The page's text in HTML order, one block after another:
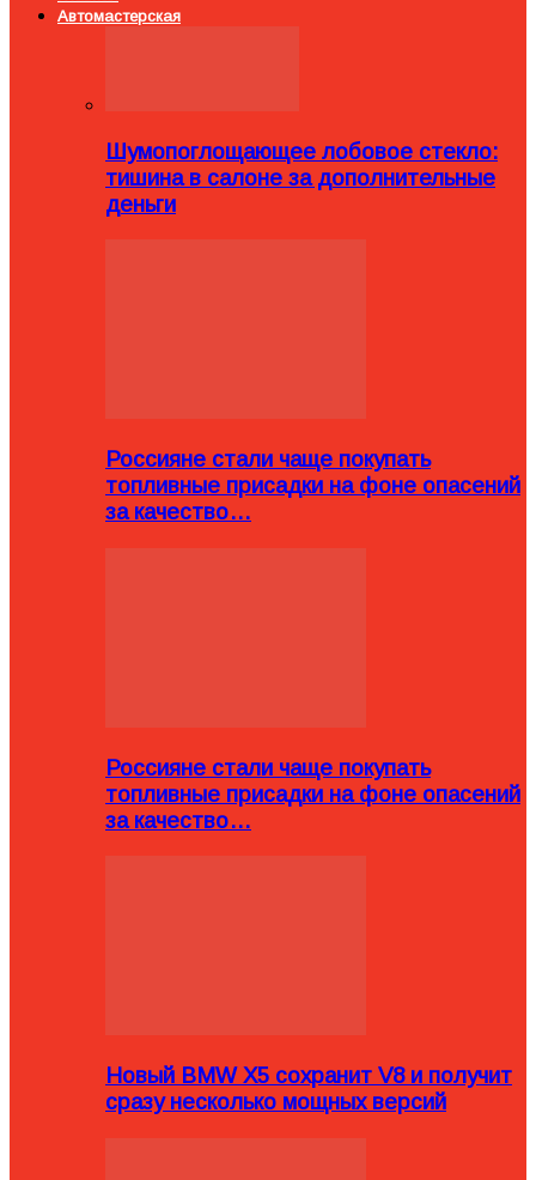
Автомастерская
Шумопоглощающее лобовое стекло:
тишина в салоне за дополнительные
деньги
Россияне стали чаще покупать
топливные присадки на фоне опасений
за качество…
Россияне стали чаще покупать
топливные присадки на фоне опасений
за качество…
Новый BMW X5 сохранит V8 и получит
сразу несколько мощных версий